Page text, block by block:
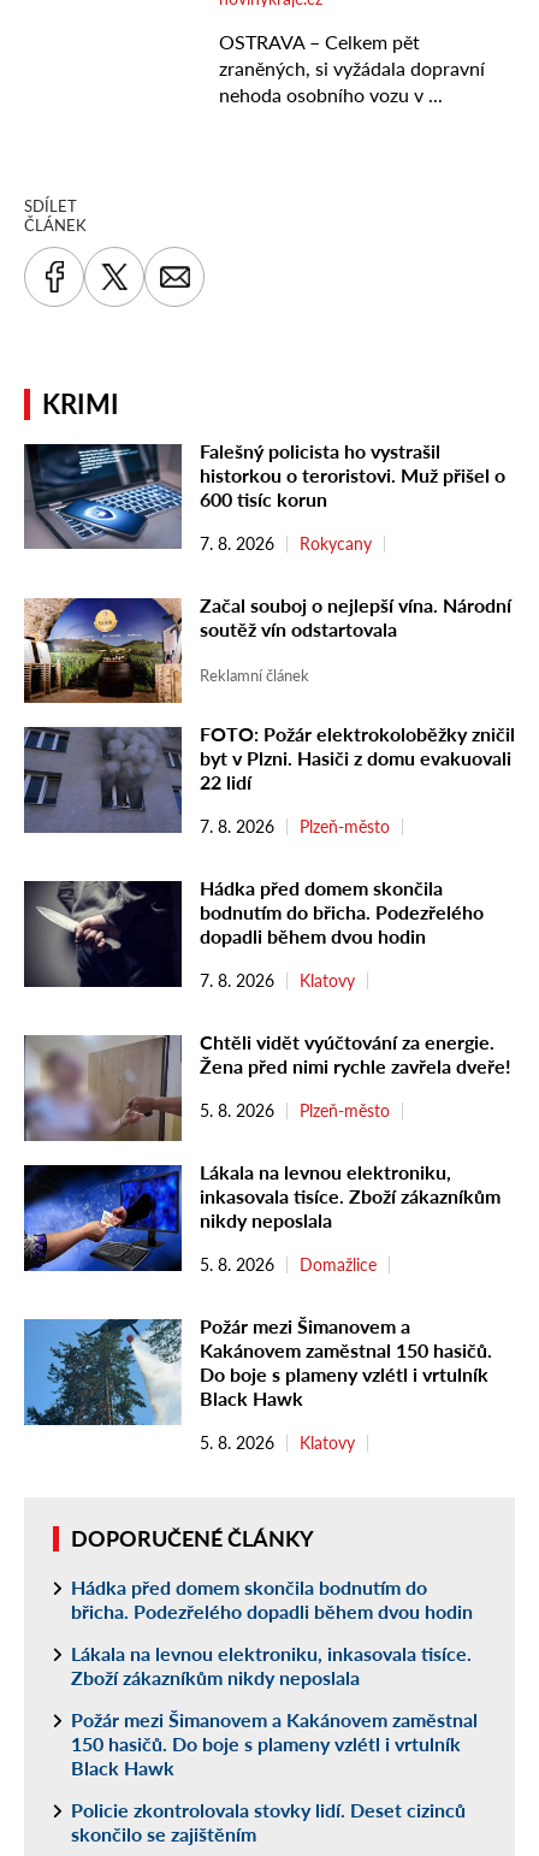
SDÍLET
ČLÁNEK
KRIMI
Falešný policista ho vystrašil
historkou o teroristovi. Muž přišel o
600 tisíc korun
7. 8. 2026 Rokycany
Začal souboj o nejlepší vína. Národní
soutěž vín odstartovala
Reklamní článek
FOTO: Požár elektrokoloběžky zničil
byt v Plzni. Hasiči z domu evakuovali
22 lidí
7. 8. 2026 Plzeň-město
Hádka před domem skončila
bodnutím do břicha. Podezřelého
dopadli během dvou hodin
7. 8. 2026 Klatovy
Chtěli vidět vyúčtování za energie.
Žena před nimi rychle zavřela dveře!
5. 8. 2026 Plzeň-město
Lákala na levnou elektroniku,
inkasovala tisíce. Zboží zákazníkům
nikdy neposlala
5. 8. 2026 Domažlice
Požár mezi Šimanovem a
Kakánovem zaměstnal 150 hasičů.
Do boje s plameny vzlétl i vrtulník
Black Hawk
5. 8. 2026 Klatovy
DOPORUČENÉ ČLÁNKY
Hádka před domem skončila bodnutím do
břicha. Podezřelého dopadli během dvou hodin
Lákala na levnou elektroniku, inkasovala tisíce.
Zboží zákazníkům nikdy neposlala
Požár mezi Šimanovem a Kakánovem zaměstnal
150 hasičů. Do boje s plameny vzlétl i vrtulník
Black Hawk
Policie zkontrolovala stovky lidí. Deset cizinců
skončilo se zajištěním